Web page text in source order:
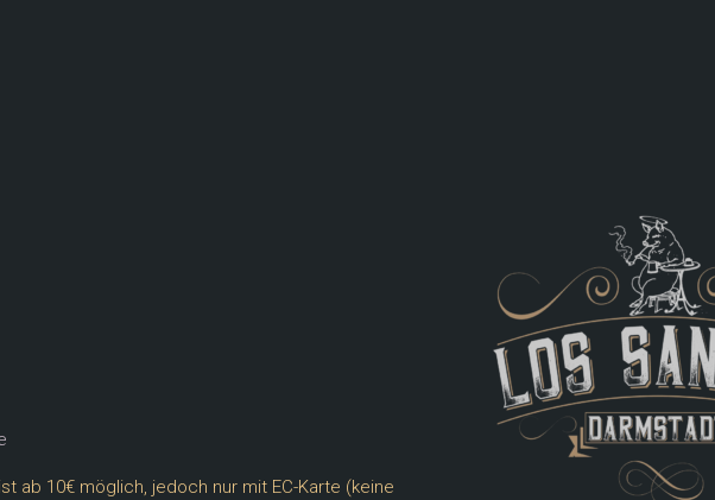
ab 10€ möglich, jedoch nur mit EC-Karte (keine